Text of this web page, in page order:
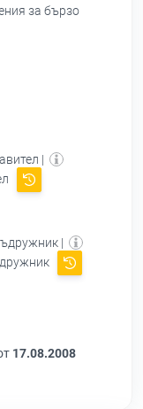
за бързо
|
|
17.08.2008